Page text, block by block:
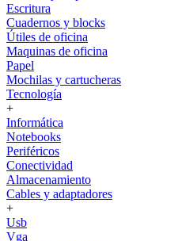
Escritura
Cuadernos y blocks
Útiles de oficina
Maquinas de oficina
Papel
Mochilas y cartucheras
Tecnología
+
Informática
Notebooks
Periféricos
Conectividad
Almacenamiento
Cables y adaptadores
+
Usb
Vga